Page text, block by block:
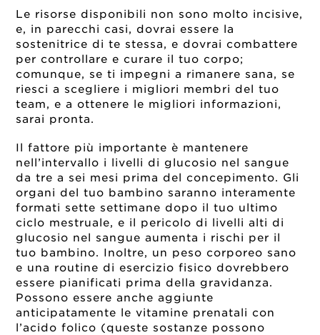
Le risorse disponibili non sono molto incisive,
e, in parecchi casi, dovrai essere la
sostenitrice di te stessa, e dovrai combattere
per controllare e curare il tuo corpo;
comunque, se ti impegni a rimanere sana, se
riesci a scegliere i migliori membri del tuo
team, e a ottenere le migliori informazioni,
sarai pronta.
Il fattore più importante è mantenere
nell’intervallo i livelli di glucosio nel sangue
da tre a sei mesi prima del concepimento. Gli
organi del tuo bambino saranno interamente
formati sette settimane dopo il tuo ultimo
ciclo mestruale, e il pericolo di livelli alti di
glucosio nel sangue aumenta i rischi per il
tuo bambino. Inoltre, un peso corporeo sano
e una routine di esercizio fisico dovrebbero
essere pianificati prima della gravidanza.
Possono essere anche aggiunte
anticipatamente le vitamine prenatali con
l’acido folico (queste sostanze possono